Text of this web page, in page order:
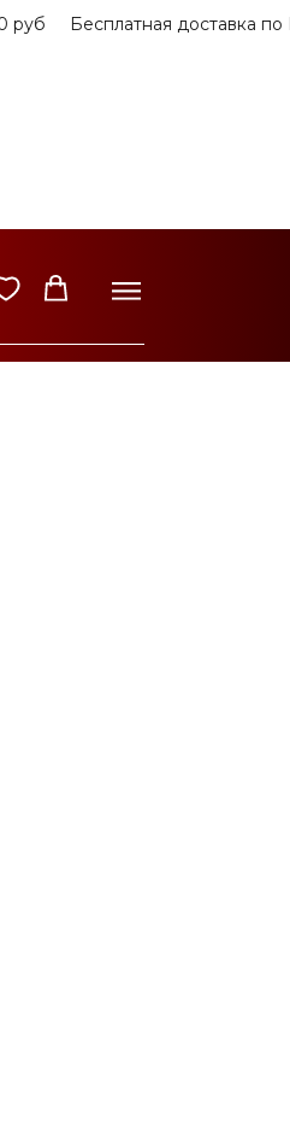
Бесплатная доставка по